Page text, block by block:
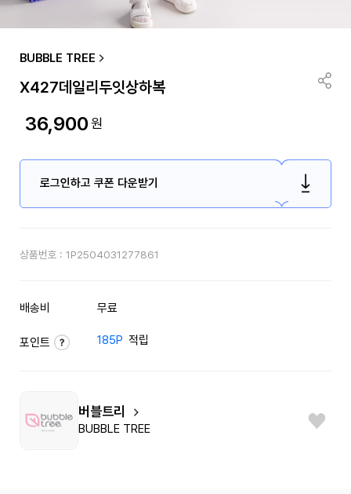
BUBBLE TREE
X427데일리두잇상하복
36,900원
로그인하고 쿠폰 다운받기
상품번호 : 1P2504031277861
배송비 무료
포인트 185P 적립
버블트리
BUBBLE TREE